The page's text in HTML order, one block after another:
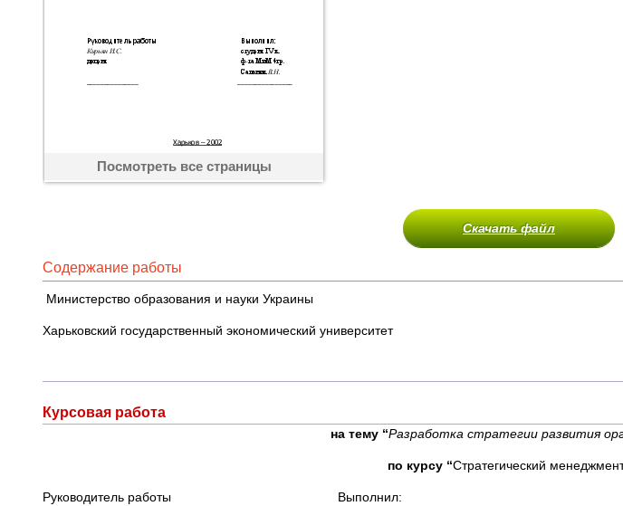
Посмотреть все страницы
Скачать файл
Содержание работы
Министерство образования и науки Украины
Харьковский государственный экономический университет
Курсовая работа
на тему “Разработка стратегии развития
по курсу “Стратегический
Руководитель работы Выполнил: